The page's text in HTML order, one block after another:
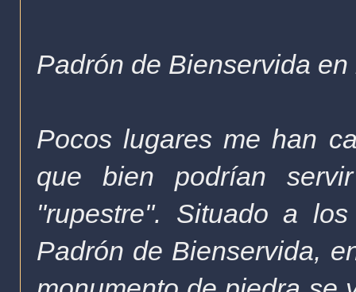
Padrón de Bienservida
Pocos lugares me han
que bien podrían
"rupestre". Situado a
Padrón de Bienservida,